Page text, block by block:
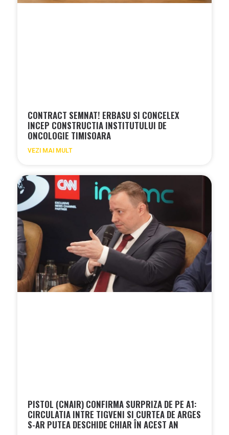
CONTRACT SEMNAT! ERBASU SI CONCELEX
INCEP CONSTRUCTIA INSTITUTULUI DE
ONCOLOGIE TIMISOARA
VEZI MAI MULT
PISTOL (CNAIR) CONFIRMA SURPRIZA DE PE A1:
CIRCULATIA INTRE TIGVENI SI CURTEA DE ARGES
S-AR PUTEA DESCHIDE CHIAR ÎN ACEST AN